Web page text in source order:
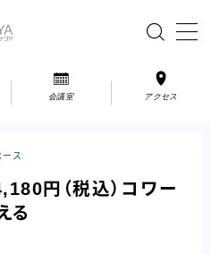
会議室 アクセス
ース
円（税込）コワー
る